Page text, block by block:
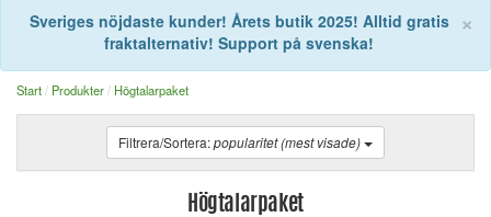
×
Sveriges nöjdaste kunder! Årets butik 2025! Alltid gratis
fraktalternativ! Support på svenska!
Start Produkter Högtalarpaket
Filtrera/Sortera:popularitet (mest visade)
Högtalarpaket